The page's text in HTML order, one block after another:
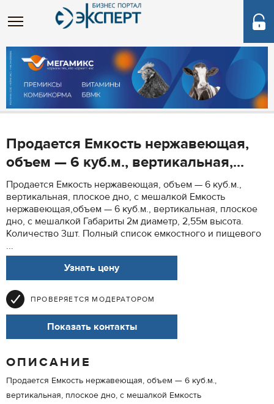
Продается Емкость нержавеющая,
объем — 6 куб.м., вертикальная,...
Продается Емкость нержавеющая, объем — 6 куб.м.,
вертикальная, плоское дно, с мешалкой Емкость
нержавеющая,объем — 6 куб.м., вертикальная, плоское
дно, с мешалкой Габариты 2м диаметр, 2,55м высота.
Количество 3шт. Полный список емкостного и пищевого
...
Узнать цену
ПРОВЕРЯЕТСЯ МОДЕРАТОРОМ
Показать контакты
ОПИСАНИЕ
Продается Емкость нержавеющая, объем — 6 куб.м.,
вертикальная, плоское дно, с мешалкой Емкость